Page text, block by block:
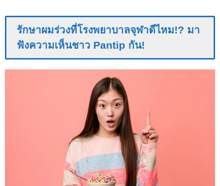
รักษาผมร่วงที่โรงพยาบาลจุฬาดีไหม!? มา
ฟังความเห็นชาว Pantip กัน!